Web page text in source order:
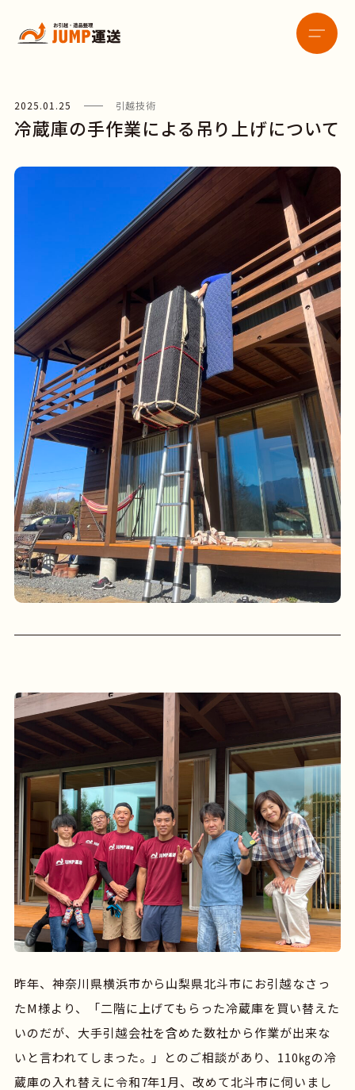
2025.01.25 引越技術
冷蔵庫の手作業による吊り上げについて
昨年、神奈川県横浜市から山梨県北斗市にお引越なさっ
たM様より、「二階に上げてもらった冷蔵庫を買い替えた
いのだが、大手引越会社を含めた数社から作業が出来な
いと言われてしまった。」とのご相談があり、110㎏の冷
蔵庫の入れ替えに令和7年1月、改めて北斗市に伺いまし